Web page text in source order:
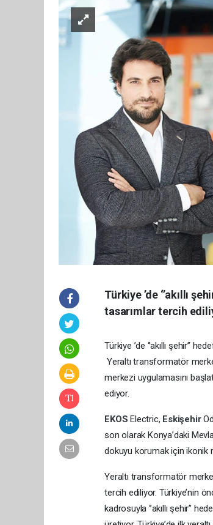
Türkiye ’de ‘’akıllı
tasarımlar tercih
Türkiye ’de ‘’akıllı şehir’’
Yeraltı transformatör
merkezi uygulamasını
ediyor.
EKOS Electric, Eskişehir
son olarak Konya’daki
dokuyu korumak için ikonik
Yeraltı transformatör
tercih ediliyor. Türkiye’nin
kadrosuyla ‘’akıllı şehir’’